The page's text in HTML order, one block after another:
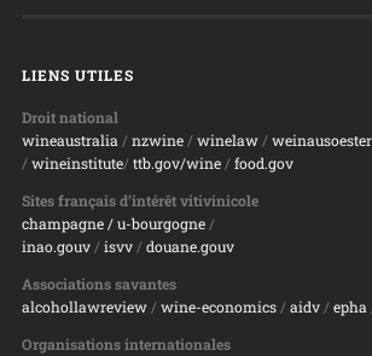
LIENS UTILES
Droit national
wineaustralia / nzwine/ winelaw/
/ wineinstitute/ ttb.gov/wine/ food.gov
Sites français d’intérêt vitivinicole
champagne/ u-bourgogne/
inao.gouv/ isvv/ douane.gouv
Associations savantes
alcohollawreview/ wine-economics/ aidv/ epha
Organisations internationales